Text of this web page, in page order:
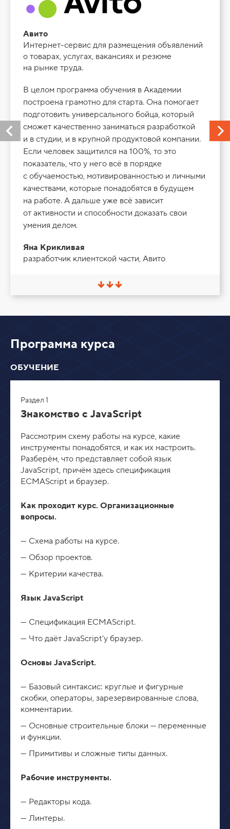
В целом программа обучения в Академии
построена грамотно для старта. Она помогает
подготовить универсального бойца, который
сможет качественно заниматься разработкой
и в студии, и в крупной продуктовой компании.
Если человек защитился на 100%, то это
показатель, что у него всё в порядке
с обучаемостью, мотивированностью и личными
качествами, которые понадобятся в будущем
на работе. А дальше уже всё зависит
от активности и способности доказать свои
умения делом.
Яна Крикливая
разработчик клиентской части, Авито
Авито
Интернет-сервис для размещения объявлений
о товарах, услугах, вакансиях и резюме
на рынке труда.
С
в
н
т
ь
Р
а
з
н
у
ь
Программа курса
ОБУЧЕНИЕ
Раздел 1
Знакомство c JavaScript
Рассмотрим схему работы на курсе, какие
инструменты понадобятся, и как их настроить.
Разберём, что представляет собой язык
JavaScript, причём здесь спецификация
ECMAScript и браузер.
Как проходит курс. Организационные
вопросы.
Схема работы на курсе.
Обзор проектов.
Критерии качества.
Язык JavaScript
Спецификация ECMAScript.
Что даёт JavaScript'у браузер.
Основы JavaScript.
Базовый синтаксис: круглые и фигурные
скобки, операторы, зарезервированные слова,
комментарии.
Основные строительные блоки — переменные
и функции.
Примитивы и сложные типы данных.
Рабочие инструменты.
Редакторы кода.
Линтеры.